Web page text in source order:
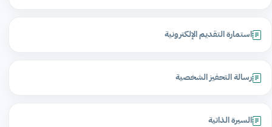
استمارة التقديم الإلكترونية
رسالة التحفيز الشخصية
السيرة الذاتية